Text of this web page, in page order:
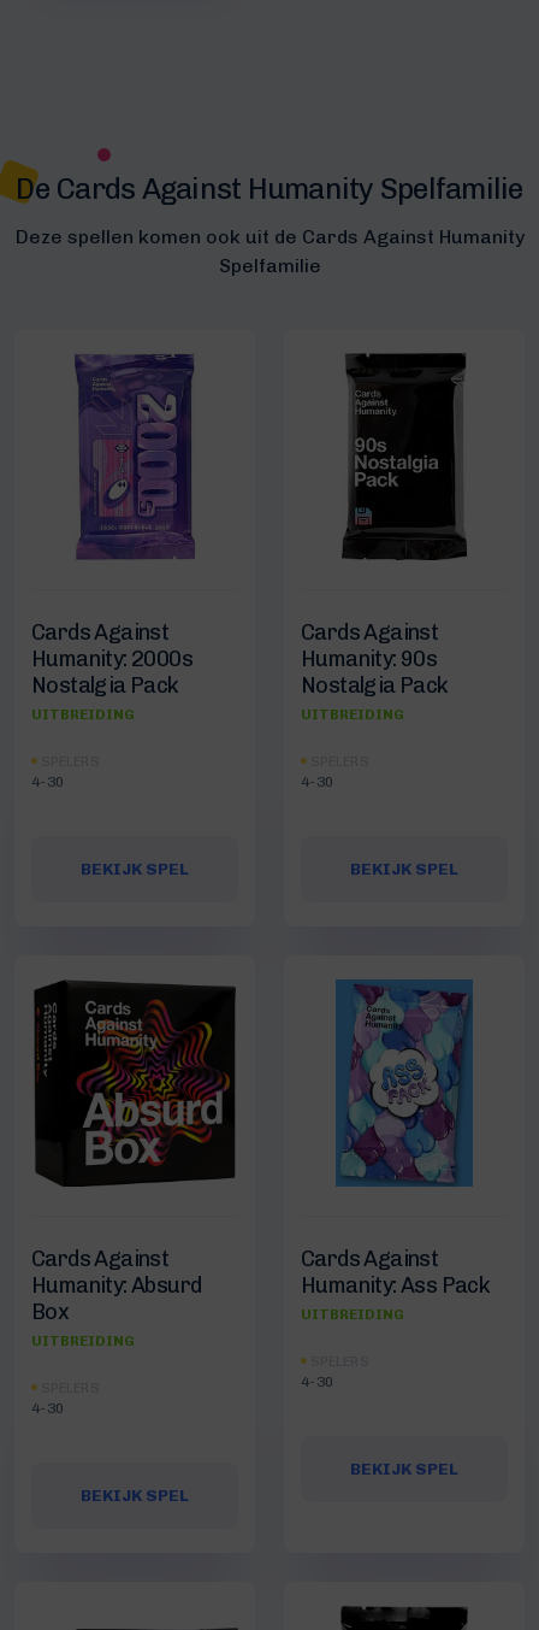
De Cards Against Humanity Spelfamilie
Deze spellen komen ook uit de Cards Against Humanity
Spelfamilie
Cards Against
Humanity: 2000s
Nostalgia Pack
UITBREIDING
4-30
BEKIJK SPEL
Cards Against
Humanity: 90s
Nostalgia Pack
UITBREIDING
4-30
BEKIJK SPEL
Cards Against
Humanity: Absurd
Box
UITBREIDING
4-30
BEKIJK SPEL
Cards Against
Humanity: Ass Pack
UITBREIDING
4-30
BEKIJK SPEL